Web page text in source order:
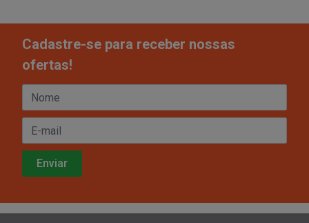
Cadastre-se para receber nossas
ofertas!